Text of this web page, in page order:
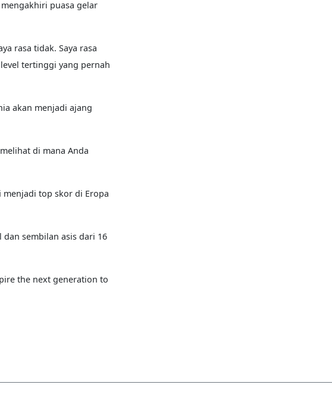
puasa gelar
rasa tidak. Saya rasa
tertinggi yang pernah
akan menjadi ajang
di mana Anda
menjadi top skor di Eropa
sembilan asis dari 16
the next generation to